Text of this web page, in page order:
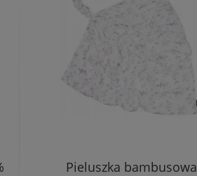
Pieluszka bambusowa